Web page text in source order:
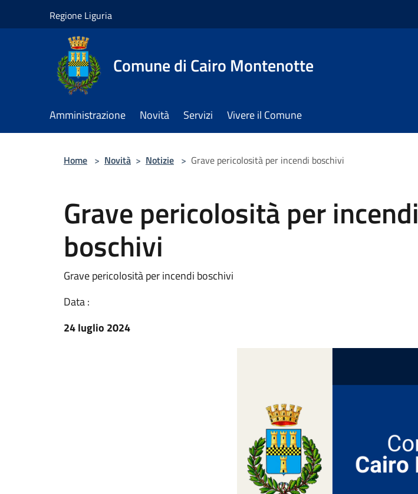
Regione Liguria
Comune di Cairo Montenotte
Amministrazione Novità Servizi Vivere il Comune
Home > Novità > Notizie > Grave pericolosità per incendi boschivi
Grave pericolosità per incendi
boschivi
Grave pericolosità per incendi boschivi
Data :
24 luglio 2024